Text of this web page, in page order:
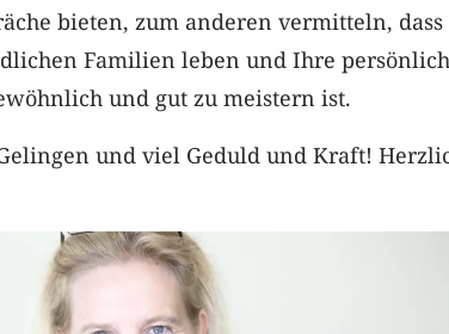
bieten, zum anderen vermitteln,
Familien leben und Ihre
und gut zu meistern ist.
und viel Geduld und Kraft!